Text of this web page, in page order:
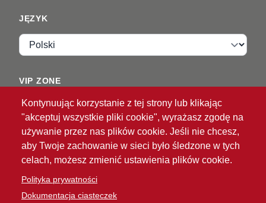
Kontynuując korzystanie z tej strony lub klikając
"akceptuj wszystkie pliki cookie", wyrażasz zgodę na
używanie przez nas plików cookie. Jeśli nie chcesz,
aby Twoje zachowanie w sieci było śledzone w tych
celach, możesz zmienić ustawienia plików cookie.
Polityka prywatności
Dokumentacja ciasteczek
JĘZYK
Język
VIP ZONE
Zaloguj
© 2026 ATG®Intelligent Glove Solutions. Wszelkie